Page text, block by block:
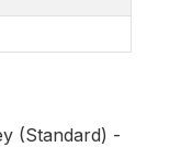
(Standard) -